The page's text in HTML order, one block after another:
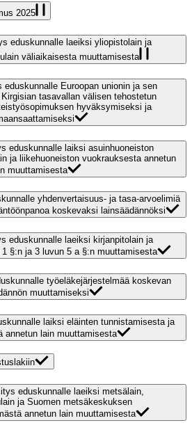
2025
eduskunnalle laeiksi yliopistolain ja
väliaikaisesta muuttamisesta
eduskunnalle Euroopan unionin ja sen
tasavallan välisen tehostetun
hyväksymiseksi ja
eduskunnalle laiksi asuinhuoneiston
ja liikehuoneiston vuokrauksesta annetun
muuttamisesta
yhdenvertaisuus- ja tasa-arvoelimiä
koskevaksi lainsäädännöksi
eduskunnalle laeiksi kirjanpitolain ja
§:n ja 3 luvun 5 a §:n muuttamisesta
työeläkejärjestelmää koskevan
muuttamiseksi
laiksi eläinten tunnistamisesta ja
annetun lain muuttamisesta
eduskunnalle laeiksi metsälain,
ja Suomen metsäkeskuksen
annetun lain muuttamisesta